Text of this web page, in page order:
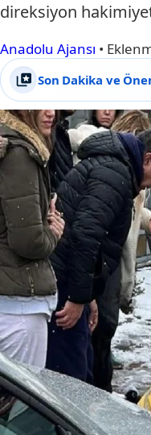
direksiyon
Anadolu Ajansı •
Son Dakika ve